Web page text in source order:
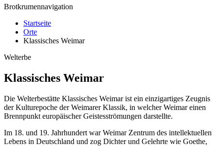
Brotkrumennavigation
Startseite
Orte
Klassisches Weimar
Welterbe
Klassisches Weimar
Die Welterbestätte Klassisches Weimar ist ein einzigartiges Zeugnis
der Kulturepoche der Weimarer Klassik, in welcher Weimar einen
Brennpunkt europäischer Geistesströmungen darstellte.
Im 18. und 19. Jahrhundert war Weimar Zentrum des intellektuellen
Lebens in Deutschland und zog Dichter und Gelehrte wie Goethe,